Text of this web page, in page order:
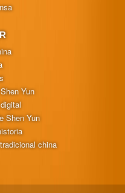
Yun
Shen Yun
china